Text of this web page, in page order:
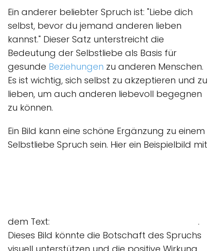
Ein anderer beliebter Spruch ist: "Liebe dich
selbst, bevor du jemand anderen lieben
kannst." Dieser Satz unterstreicht die
Bedeutung der Selbstliebe als Basis für
gesunde Beziehungen zu anderen Menschen.
Es ist wichtig, sich selbst zu akzeptieren und zu
lieben, um auch anderen liebevoll begegnen
zu können.
Ein Bild kann eine schöne Ergänzung zu einem
Selbstliebe Spruch sein. Hier ein Beispielbild mit
dem Text:
.
Dieses Bild könnte die Botschaft des Spruchs